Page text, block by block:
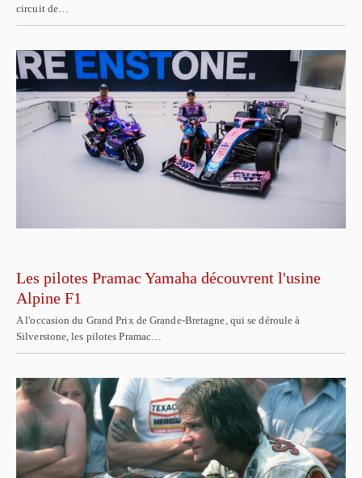
circuit de…
Les pilotes Pramac Yamaha découvrent l'usine
Alpine F1
A l'occasion du Grand Prix de Grande-Bretagne, qui se déroule à
Silverstone, les pilotes Pramac…